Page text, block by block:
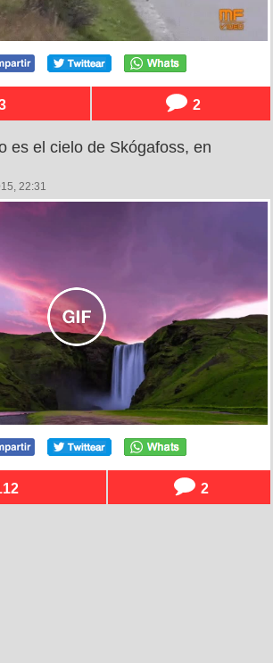
2
es el cielo de Skógafoss, en
22:31
2